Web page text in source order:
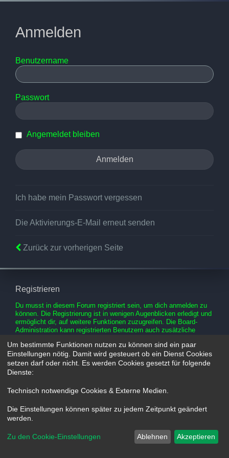
Anmelden
Benutzername
Passwort
Angemeldet bleiben
Ich habe mein Passwort vergessen
Die Aktivierungs-E-Mail erneut senden
Zurück zur vorherigen Seite
Registrieren
Du musst in diesem Forum registriert sein, um dich anmelden zu
können. Die Registrierung ist in wenigen Augenblicken erledigt und
ermöglicht dir, auf weitere Funktionen zuzugreifen. Die Board-
Administration kann registrierten Benutzern auch zusätzliche
Nutzungsbedingungen und die verwandten Regelungen, bevor du
dich registrierst. Bitte beachte auch die jeweiligen Forenregeln,
wenn du dich in diesem Board bewegst.
Nutzungsbedingungen
Registrieren
Um bestimmte Funktionen nutzen zu können sind ein paar
Einstellungen nötig. Damit wird gesteuert ob ein Dienst Cookies
setzen darf oder nicht. Es werden Cookies gesetzt für folgende
Dienste:
Technisch notwendige Cookies & Externe Medien
Die Einstellungen können später zu jedem Zeitpunkt geändert
werden.
Zu den Cookie-Einstellungen Ablehnen Akzeptieren